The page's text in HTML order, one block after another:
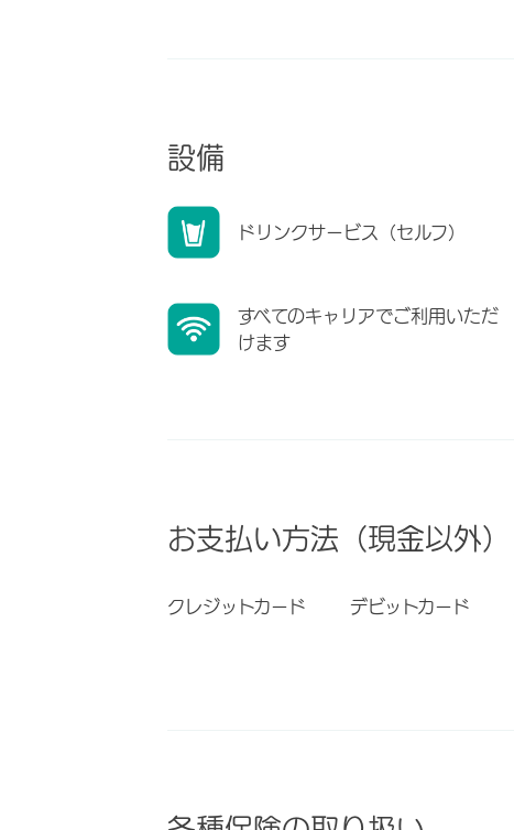
設備
ドリンクサービス（セルフ）
すべてのキャリアでご利用いただ
けます
お支払い方法（現金以外）
クレジットカード デビットカード